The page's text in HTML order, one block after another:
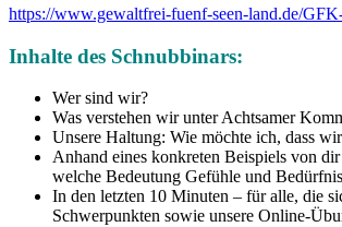
https://www.gewaltfrei-fuenf-seen-land.de/
Inhalte des Schnubbinars:
Wer sind wir?
Was verstehen wir unter Achtsamer
Unsere Haltung: Wie möchte ich, dass
Anhand eines konkreten Beispiels von
welche Bedeutung Gefühle und
In den letzten 10 Minuten – für alle, die
Schwerpunkten sowie unsere Online-